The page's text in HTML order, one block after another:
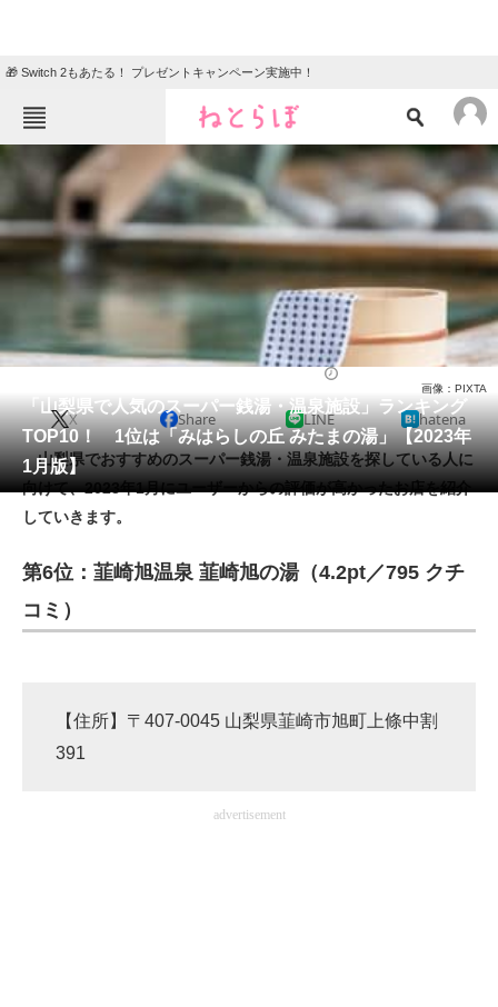
🎁 Switch 2もあたる！ プレゼントキャンペーン実施中！
ねとらぼメニュー
ニュース
エンタメ クイズ
地域
教育・育児
動物 リサーチ
会員記事
メディア
注目記事を集めた総合ページ
「山梨県で人気のスーパー銭湯・温泉施設」ランキング
TOP10！ 1位は「みはらしの丘 みたまの湯」【2023年
1月版】
画像：PIXTA
X Share LINE hatena
山梨県でおすすめのスーパー銭湯・温泉施設を探している人に
向けて、2023年1月にユーザーからの評価が高かったお店を紹介
していきます。
第6位：韮崎旭温泉 韮崎旭の湯（4.2pt／795 クチ
コミ）
【住所】〒407-0045 山梨県韮崎市旭町上條中割
391
advertisement